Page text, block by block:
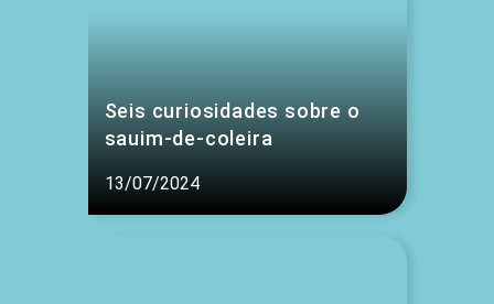
Seis curiosidades sobre o
sauim-de-coleira
13/07/2024